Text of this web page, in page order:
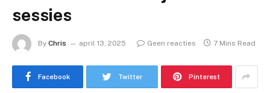
sessies
By Chris april 13, 2025 Geen reacties 7 Mins Read
Facebook Twitter Pinterest